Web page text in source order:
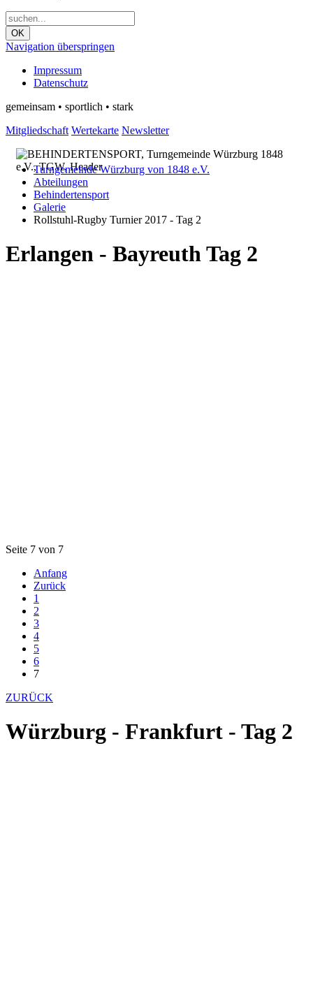
OK
Navigation überspringen
Impressum
Datenschutz
gemeinsam • sportlich • stark
Mitgliedschaft Wertekarte Newsletter
Turngemeinde Würzburg von 1848 e.V.
Abteilungen
Behindertensport
Galerie
Rollstuhl-Rugby Turnier 2017 - Tag 2
Erlangen - Bayreuth Tag 2
Seite 7 von 7
Anfang
Zurück
1
2
3
4
5
6
7
ZURÜCK
Würzburg - Frankfurt - Tag 2